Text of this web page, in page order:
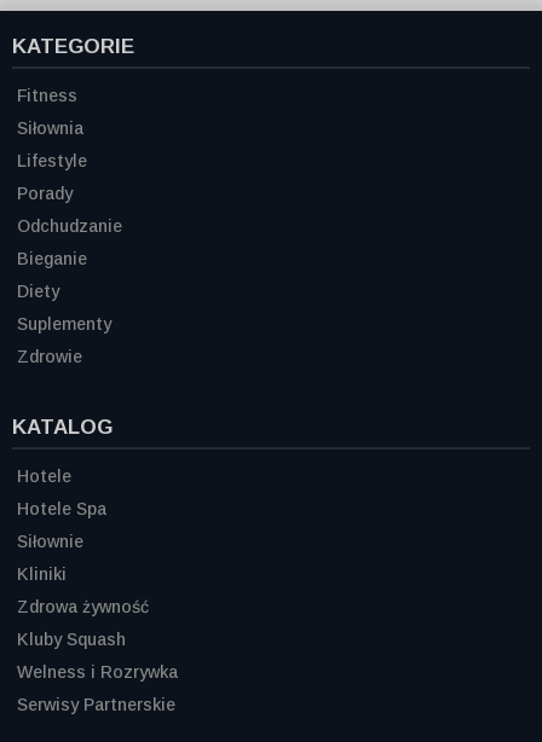
KATEGORIE
Fitness
Siłownia
Lifestyle
Porady
Odchudzanie
Bieganie
Diety
Suplementy
Zdrowie
KATALOG
Hotele
Hotele Spa
Siłownie
Kliniki
Zdrowa żywność
Kluby Squash
Welness i Rozrywka
Serwisy Partnerskie